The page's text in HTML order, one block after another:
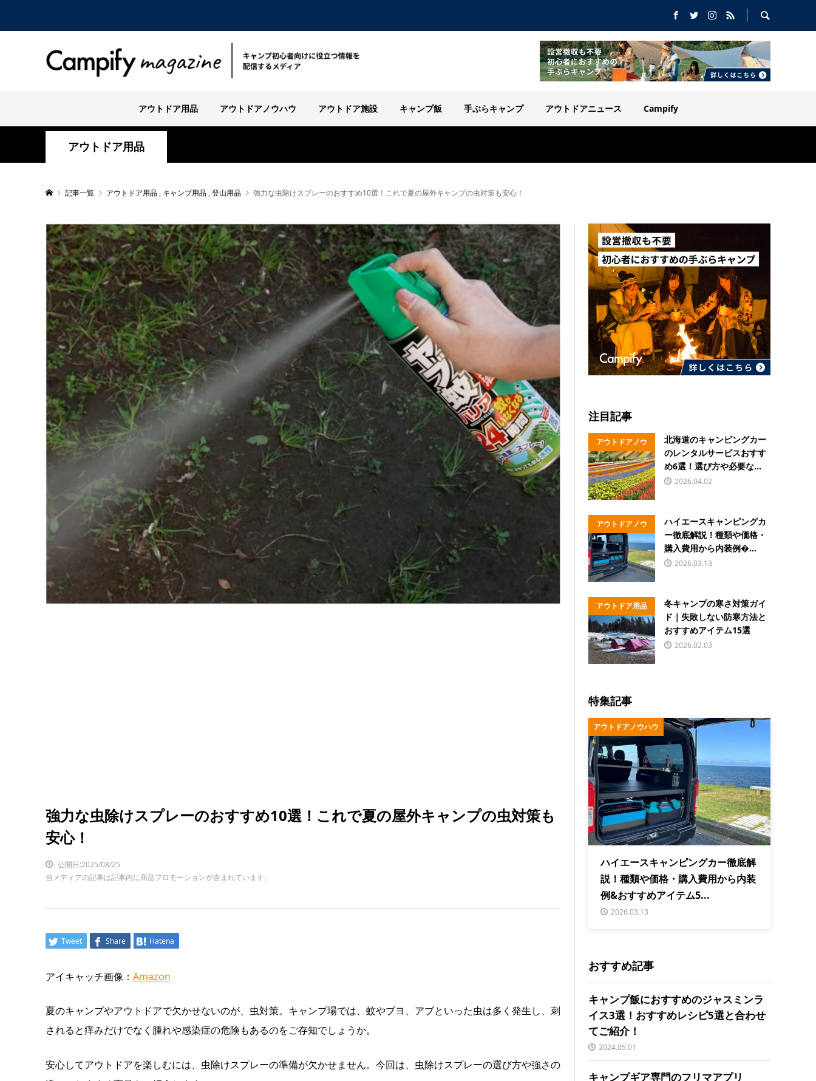
アウトドア用品 アウトドアノウハウ アウトドア施設 キャンプ飯 手ぶらキャンプ アウトドアニュース Campify
アウトドア用品
記事一覧 アウトドア用品 , キャンプ用品 ,登山用品 強力な虫除けスプレーのおすすめ10選！これで夏の屋外キャンプの虫対策も安心！
強力な虫除けスプレーのおすすめ10選！これで夏の屋外キャンプの虫対策も
安心！
公開日:2025/08/25
当メディアの記事は記事内に商品プロモーションが含まれています。
Tweet Share Hatena
アイキャッチ画像： Amazon
夏のキャンプやアウトドアで欠かせないのが、虫対策。キャンプ場では、蚊やブヨ、アブといった虫は多く発生し、刺
されると痒みだけでなく腫れや感染症の危険もあるのをご存知でしょうか。
安心してアウトドアを楽しむには、虫除けスプレーの準備が欠かせません。今回は、虫除けスプレーの選び方や強さの
注目記事
アウトドアノウ
ハウ
北海道のキャンピングカー
のレンタルサービスおすす
め6選！選び方や必要な...
2026.04.02
アウトドアノウ
ハウ
ハイエースキャンピングカ
ー徹底解説！種類や価格・
購入費用から内装例�...
2026.03.13
アウトドア用品
冬キャンプの寒さ対策ガイ
ド｜失敗しない防寒方法と
おすすめアイテム15選
2026.02.03
特集記事
アウトドアノウハウ
ハイエースキャンピングカー徹底解
説！種類や価格・購入費用から内装
例&おすすめアイテム5...
2026.03.13
おすすめ記事
キャンプ飯におすすめのジャスミンラ
イス3選！おすすめレシピ5選と合わせ
てご紹介！
2024.05.01
キャンプギア専門のフリマアプリ